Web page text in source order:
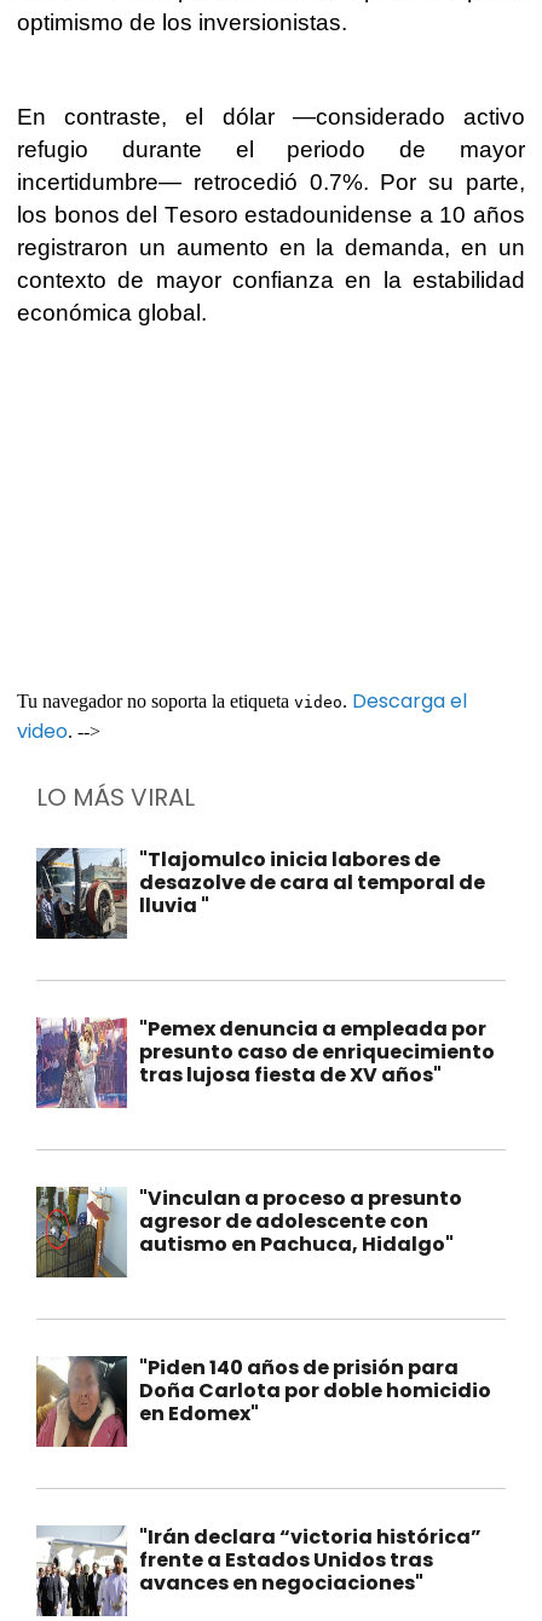
optimismo de los inversionistas.
En contraste, el dólar —considerado activo
refugio durante el periodo de mayor
incertidumbre— retrocedió 0.7%. Por su parte,
los bonos del Tesoro estadounidense a 10 años
registraron un aumento en la demanda, en un
contexto de mayor confianza en la estabilidad
económica global.
Tu navegador no soporta la etiqueta video. Descarga el
video. -->
LO MÁS VIRAL
"Tlajomulco inicia labores de
desazolve de cara al temporal de
lluvia "
"Pemex denuncia a empleada por
presunto caso de enriquecimiento
tras lujosa fiesta de XV años"
"Vinculan a proceso a presunto
agresor de adolescente con
autismo en Pachuca, Hidalgo"
"Piden 140 años de prisión para
Doña Carlota por doble homicidio
en Edomex"
"Irán declara “victoria histórica”
frente a Estados Unidos tras
avances en negociaciones"